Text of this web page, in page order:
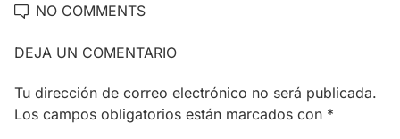
NO COMMENTS
DEJA UN COMENTARIO
Tu dirección de correo electrónico no será publicada.
Los campos obligatorios están marcados con *